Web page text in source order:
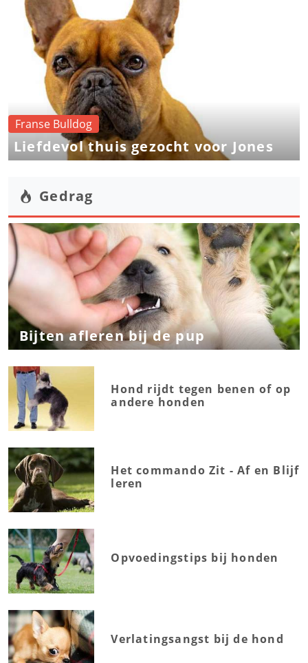
Franse Bulldog
Liefdevol thuis gezocht voor Jones
Gedrag
Bijten afleren bij de pup
Hond rijdt tegen benen of op
andere honden
Het commando Zit - Af en Blijf
leren
Opvoedingstips bij honden
Verlatingsangst bij de hond